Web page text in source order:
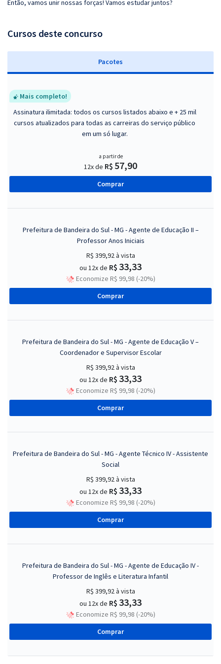
Então, vamos unir nossas forças! Vamos estudar juntos?
Cursos deste concurso
Pacotes
Mais completo!
Assinatura ilimitada: todos os cursos listados abaixo e + 25 mil
cursos atualizados para todas as carreiras do serviço público
em um só lugar.
a partir de
12x de R$ 57,90
Comprar
Prefeitura de Bandeira do Sul - MG - Agente de Educação II –
Professor Anos Iniciais
R$ 399,92à vista
ou 12x de R$ 33,33
Economize R$ 99,98 (-20%)
Comprar
Prefeitura de Bandeira do Sul - MG - Agente de Educação V –
Coordenador e Supervisor Escolar
R$ 399,92à vista
ou 12x de R$ 33,33
Economize R$ 99,98 (-20%)
Comprar
Prefeitura de Bandeira do Sul - MG - Agente Técnico IV - Assistente
Social
R$ 399,92à vista
ou 12x de R$ 33,33
Economize R$ 99,98 (-20%)
Comprar
Prefeitura de Bandeira do Sul - MG - Agente de Educação IV -
Professor de Inglês e Literatura Infantil
R$ 399,92à vista
ou 12x de R$ 33,33
Economize R$ 99,98 (-20%)
Comprar